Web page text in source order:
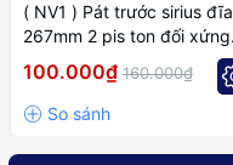
( NV1 ) Pát trước sirius đĩa
267mm 2 pis ton đối xứng
cánh gió
100.000₫ 160.000₫